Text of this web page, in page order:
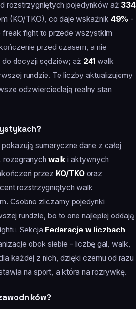
rozstrzygniętych pojedynków aż 334
(KO/TKO), co daje wskaźnik 49% -
fight to przede wszystkim
przed czasem, a nie
decyzji sędziów; aż 241 walk
rundzie. Te liczby aktualizujemy
odzwierciedlają realny stan
sumaryczne dane z całej
, rozegranych walk i aktywnych
przez KO/TKO oraz
rozstrzygniętych walk
Osobno zliczamy pojedynki
rundzie, bo to one najlepiej oddają
Sekcja Federacje w liczbach
obok siebie - liczbę gal, walk,
każdej z nich, dzięki czemu od razu
na sport, a która na rozrywkę.